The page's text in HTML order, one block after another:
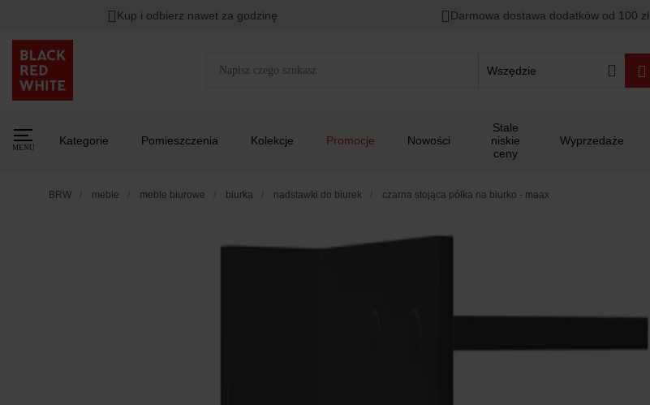
Kup i odbierz nawet za godzinę Darmowa dostawa dodatków od 100 zł
Wszędzie
MENU
Kategorie Pomieszczenia Kolekcje Promocje Nowości
Stale
niskie
ceny
Wyprzedaże
BRW meble meble biurowe biurka nadstawki do biurek czarna stojąca półka na biurko - maax